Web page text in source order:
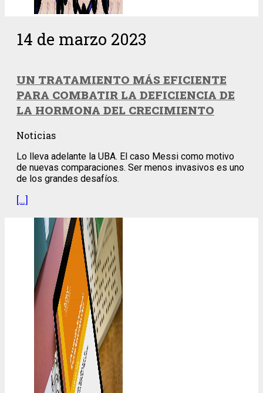
14 de marzo 2023
UN TRATAMIENTO MÁS EFICIENTE
PARA COMBATIR LA DEFICIENCIA DE
LA HORMONA DEL CRECIMIENTO
Noticias
Lo lleva adelante la UBA. El caso Messi como motivo
de nuevas comparaciones. Ser menos invasivos es uno
de los grandes desafíos.
[…]